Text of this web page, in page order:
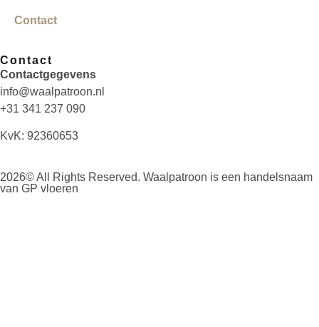
Contact
Contact
Contactgegevens
info@waalpatroon.nl
+31 341 237 090
KvK: 92360653
2026© All Rights Reserved. Waalpatroon is een handelsnaam
van GP vloeren